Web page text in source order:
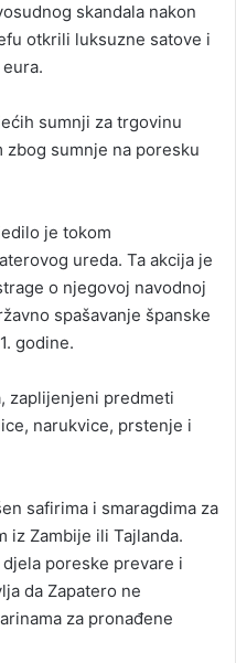
skandala nakon
otkrili luksuzne satove i
sumnji za trgovinu
zbog sumnje na poresku
je tokom
ureda. Ta akcija je
o njegovoj navodnoj
spašavanje španske
godine.
zaplijenjeni predmeti
narukvice, prstenje i
safirima i smaragdima za
iz Zambije ili Tajlanda.
poreske prevare i
da Zapatero ne
za pronađene